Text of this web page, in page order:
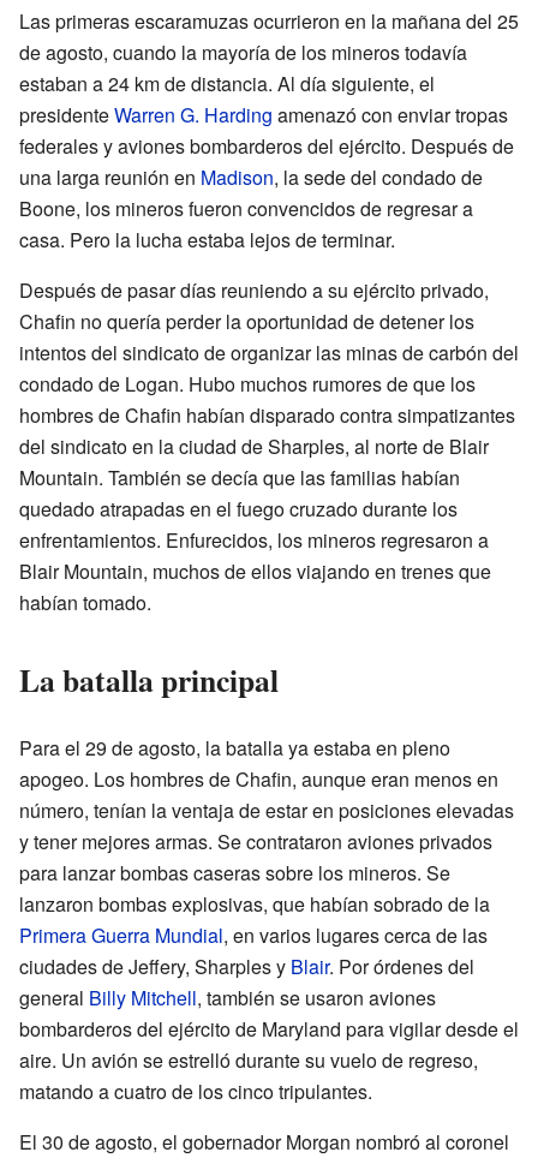
Las primeras escaramuzas ocurrieron en la mañana del 25
de agosto, cuando la mayoría de los mineros todavía
estaban a 24 km de distancia. Al día siguiente, el
presidenteWarren G. Harding amenazó con enviar tropas
federales y aviones bombarderos del ejército. Después de
una larga reunión en Madison, la sede del condado de
Boone, los mineros fueron convencidos de regresar a
casa. Pero la lucha estaba lejos de terminar.
Después de pasar días reuniendo a su ejército privado,
Chafin no quería perder la oportunidad de detener los
intentos del sindicato de organizar las minas de carbón del
condado de Logan. Hubo muchos rumores de que los
hombres de Chafin habían disparado contra simpatizantes
del sindicato en la ciudad de Sharples, al norte de Blair
Mountain. También se decía que las familias habían
quedado atrapadas en el fuego cruzado durante los
enfrentamientos. Enfurecidos, los mineros regresaron a
Blair Mountain, muchos de ellos viajando en trenes que
habían tomado.
La batalla principal
Para el 29 de agosto, la batalla ya estaba en pleno
apogeo. Los hombres de Chafin, aunque eran menos en
número, tenían la ventaja de estar en posiciones elevadas
y tener mejores armas. Se contrataron aviones privados
para lanzar bombas caseras sobre los mineros. Se
lanzaron bombas explosivas, que habían sobrado de la
Primera Guerra Mundial, en varios lugares cerca de las
ciudades de Jeffery, Sharples y Blair. Por órdenes del
general Billy Mitchell, también se usaron aviones
bombarderos del ejército de Maryland para vigilar desde el
aire. Un avión se estrelló durante su vuelo de regreso,
matando a cuatro de los cinco tripulantes.
El 30 de agosto, el gobernador Morgan nombró al coronel